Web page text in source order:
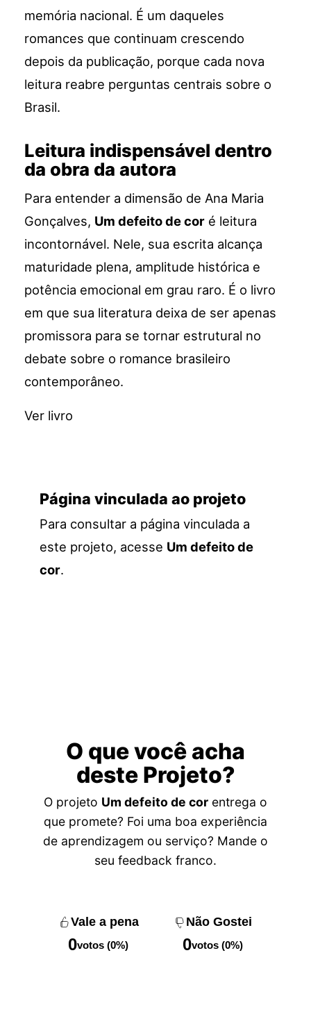
memória nacional. É um daqueles
romances que continuam crescendo
depois da publicação, porque cada nova
leitura reabre perguntas centrais sobre o
Brasil.
Leitura indispensável dentro
da obra da autora
Para entender a dimensão de Ana Maria
Gonçalves, Um defeito de cor é leitura
incontornável. Nele, sua escrita alcança
maturidade plena, amplitude histórica e
potência emocional em grau raro. É o livro
em que sua literatura deixa de ser apenas
promissora para se tornar estrutural no
debate sobre o romance brasileiro
contemporâneo.
Ver livro
Página vinculada ao projeto
Para consultar a página vinculada a
este projeto, acesse Um defeito de
cor.
O que você acha
deste Projeto?
O projeto Um defeito de cor entrega o
que promete? Foi uma boa experiência
de aprendizagem ou serviço? Mande o
seu feedback franco.
Vale a pena
0votos (0%)
Não Gostei
0votos (0%)